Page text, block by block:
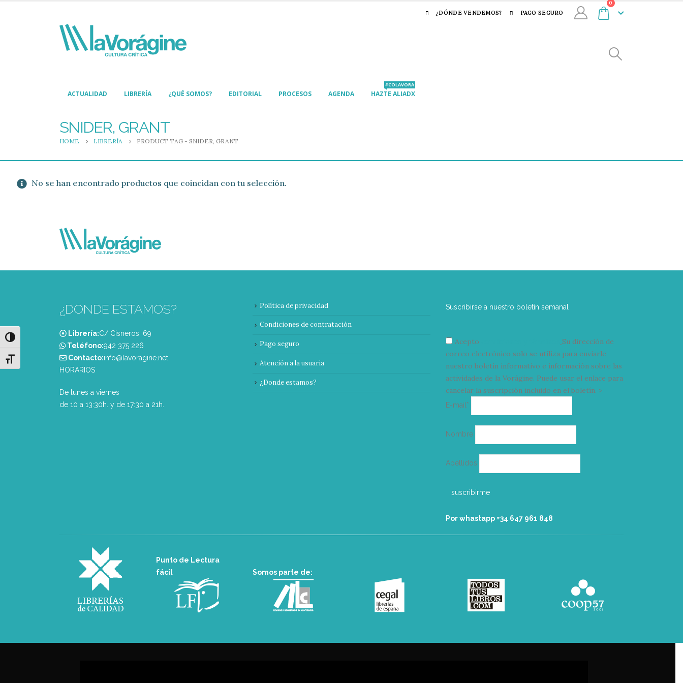
Alternar alto contraste
Alternar tamaño de letra
¿DÓNDE VENDEMOS? PAGO SEGURO
0
ACTUALIDAD LIBRERÍA ¿QUÉ SOMOS? EDITORIAL PROCESOS AGENDA HAZTE ALIADX
#COLAVORA
SNIDER, GRANT
HOME LIBRERÍA PRODUCT TAG - SNIDER, GRANT
No se han encontrado productos que coincidan con tu selección.
¿DONDE ESTAMOS?
Librería:C/ Cisneros, 69
Teléfono:‭942 375 226‬
Contacto:info@lavoragine.net
HORARIOS
De lunes a viernes
de 10 a 13:30h. y de 17:30 a 21h.
Política de privacidad
Condiciones de contratación
Pago seguro
Atención a la usuaria
¿Donde estamos?
Suscribirse a nuestro boletín semanal
Acepto
Su dirección de
correo electrónico solo se utiliza para enviarle
nuestro boletín informativo e información sobre las
actividades de la Vorágine. Puede usar el enlace para
cancelar la suscripción incluido en el boletín. >
E-mail*
electrónico
Nombre
Apellidos
Por whastapp +34 ‭647 961 848‬
Punto de Lectura
fácil
Somos parte de: